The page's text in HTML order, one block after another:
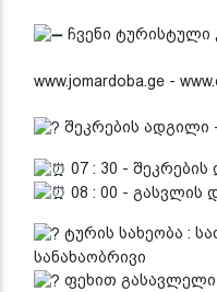
ჩვენი ტურისტული
www.jomardoba.ge -
შეკრების ადგილი
07 : 30 -
08 : 00 - გასვლის
ტურის სახეობა :
სანახაობრივი
ფეხით გასავლელი